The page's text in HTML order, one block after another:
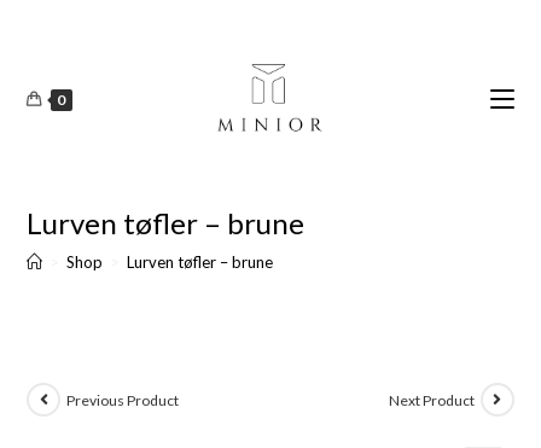
0
Lurven tøfler – brune
Shop Lurven tøfler – brune
Previous Product Next Product